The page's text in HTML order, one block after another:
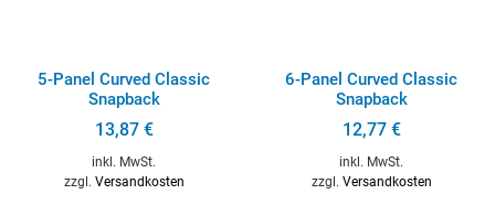
5-Panel Curved Classic
Snapback
13,87 €
inkl. MwSt.
zzgl. Versandkosten
6-Panel Curved Classic
Snapback
12,77 €
inkl. MwSt.
zzgl. Versandkosten